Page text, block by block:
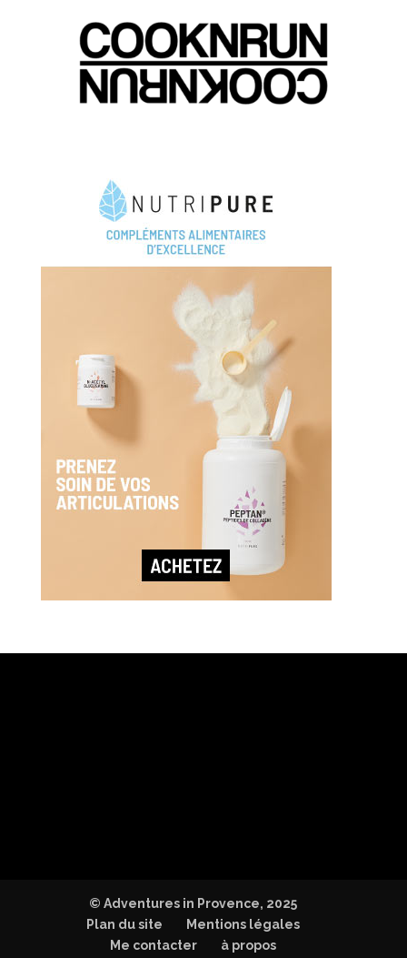
© Adventures in Provence, 2025
Plan du site
Mentions légales
Me contacter
à propos